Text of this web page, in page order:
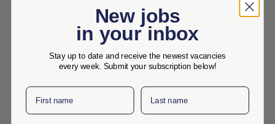
Bemuurde Weerd W.Z. 3, 3513 BH, Utrecht
New jobs
in your inbox
Stay up to date and receive the newest vacancies
every week. Submit your subscription below!
First name Last name